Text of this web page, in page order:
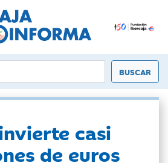
casi
de euros